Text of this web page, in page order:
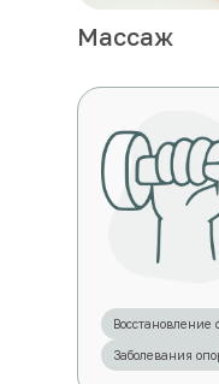
Восстановление
Заболевания
Массаж